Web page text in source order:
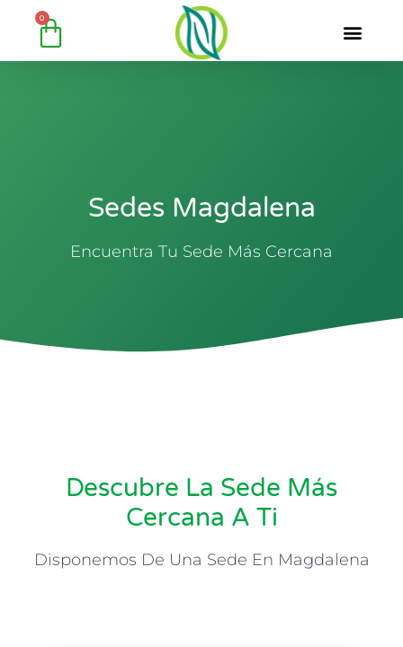
0
Cart
Sedes Magdalena
Encuentra Tu Sede Más Cercana
Descubre La Sede Más
Cercana A Ti
Disponemos De Una Sede En Magdalena